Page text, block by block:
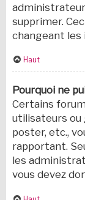
supprimer.
changeant les
Haut
Pourquoi ne
Certains
utilisateurs ou
poster, etc.,
rapportant.
les
vous devez